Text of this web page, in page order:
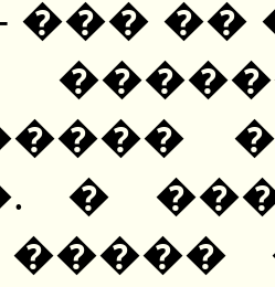
��� ��
�